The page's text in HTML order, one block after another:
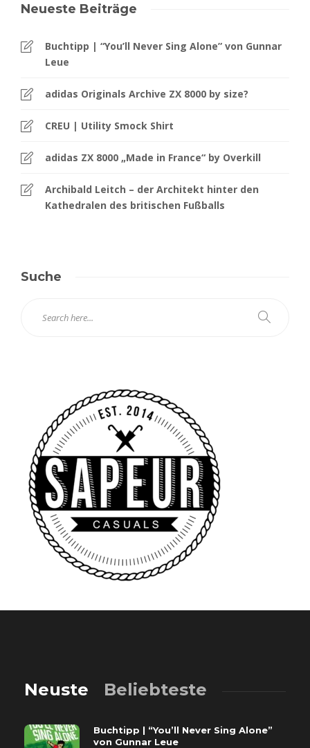
Neueste Beiträge
Buchtipp | “You’ll Never Sing Alone” von Gunnar
Leue
adidas Originals Archive ZX 8000 by size?
CREU | Utility Smock Shirt
adidas ZX 8000 „Made in France“ by Overkill
Archibald Leitch – der Architekt hinter den
Kathedralen des britischen Fußballs
Suche
Neuste Beliebteste
Buchtipp | “You’ll Never Sing Alone”
von Gunnar Leue